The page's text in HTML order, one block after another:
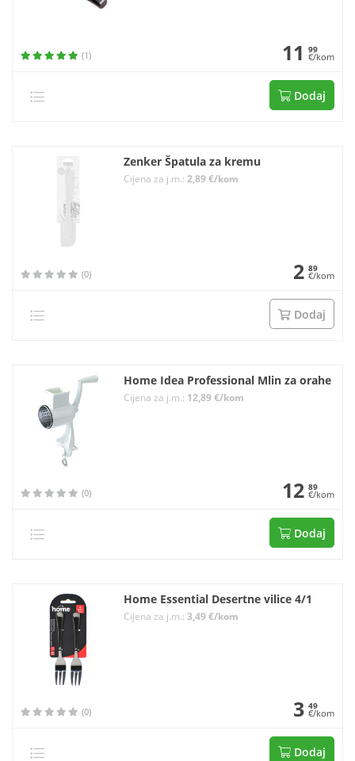
(1) 11 99
€/kom
Dodaj
Zenker Špatula za kremu
Cijena za j.m.: 2,89 €/kom
(0) 2 89
€/kom
Dodaj
Home Idea Professional Mlin za orahe
Cijena za j.m.: 12,89 €/kom
(0) 12 89
€/kom
Dodaj
Home Essential Desertne vilice 4/1
Cijena za j.m.: 3,49 €/kom
(0) 3 49
€/kom
Dodaj